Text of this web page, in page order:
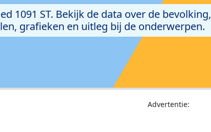
1091 ST. Bekijk de data over de bevolking,
grafieken en uitleg bij de onderwerpen.
Advertentie: